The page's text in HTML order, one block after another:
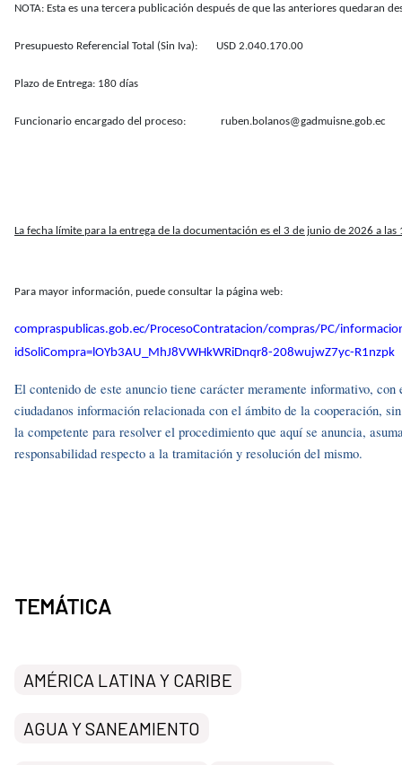
NOTA: Esta es una tercera publicación después de que las anteriores quedaran
Presupuesto Referencial Total (Sin Iva): USD 2.040.170.00
Plazo de Entrega: 180 días
Funcionario encargado del proceso: ruben.bolanos@gadmuisne.gob.ec
La fecha límite para la entrega de la documentación es el 3 de junio de 2026 a
Para mayor información, puede consultar la página web:
compraspublicas.gob.ec/ProcesoContratacion/compras/PC/
idSoliCompra=lOYb3AU_MhJ8VWHkWRiDnqr8-208wujwZ7yc-R1nzpk
El contenido de este anuncio tiene carácter meramente informativo,
ciudadanos información relacionada con el ámbito de la cooperación,
la competente para resolver el procedimiento que aquí se anuncia,
responsabilidad respecto a la tramitación y resolución del mismo.
TEMÁTICA
AMÉRICA LATINA Y CARIBE
AGUA Y SANEAMIENTO